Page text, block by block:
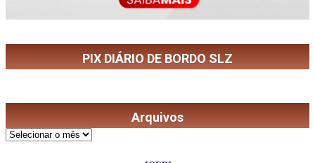
PIX DIÁRIO DE BORDO SLZ
Arquivos